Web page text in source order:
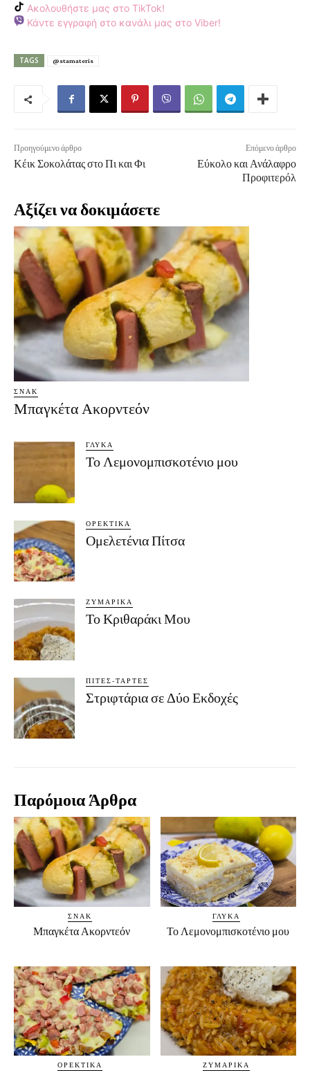
Ακολουθήστε μας στο TikTok!
Κάντε εγγραφή στο κανάλι μας στο Viber!
TAGS @stamateris
Προηγούμενο άρθρο
Κέικ Σοκολάτας στο Πι και Φι
Επόμενο άρθρο
Εύκολο και Ανάλαφρο
Προφιτερόλ
Αξίζει να δοκιμάσετε
ΣΝΑΚ
Μπαγκέτα Ακορντεόν
ΓΛΥΚΆ
Το Λεμονομπισκοτένιο μου
ΟΡΕΚΤΙΚΆ
Ομελετένια Πίτσα
ΖΥΜΑΡΙΚΆ
Το Κριθαράκι Μου
ΠΊΤΕΣ-ΤΆΡΤΕΣ
Στριφτάρια σε Δύο Εκδοχές
Παρόμοια Άρθρα
ΣΝΑΚ
Μπαγκέτα Ακορντεόν
ΓΛΥΚΆ
Το Λεμονομπισκοτένιο μου
ΟΡΕΚΤΙΚΆ ΖΥΜΑΡΙΚΆ